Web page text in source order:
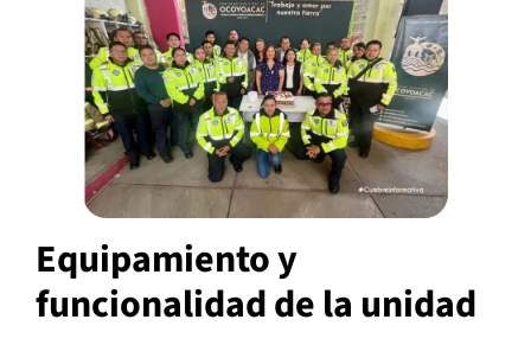
Equipamiento y
funcionalidad de la unidad